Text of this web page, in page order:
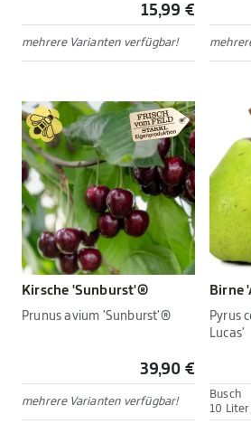
15,99 €
mehrere Varianten verfügbar!
Kirsche 'Sunburst'®
Prunus avium 'Sunburst'®
39,90 €
mehrere Varianten verfügbar!
Birne
Pyrus
Lucas'
Busch
10 Liter